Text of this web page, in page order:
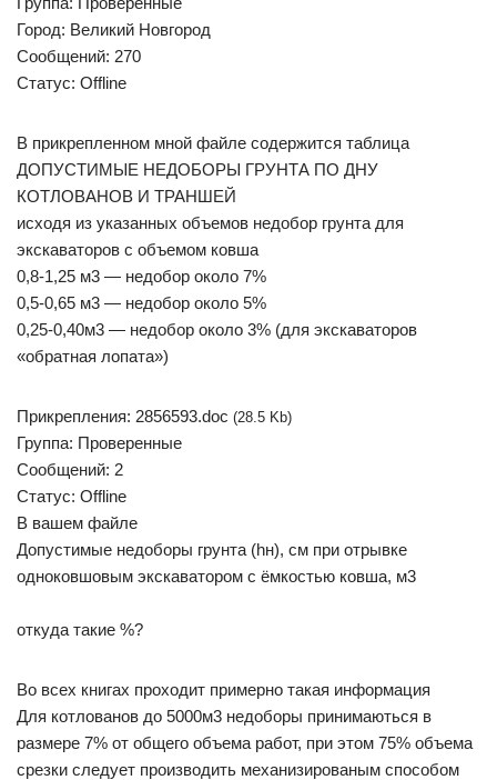
Город: Великий Новгород
Сообщений: 270
Статус: Offline
В прикрепленном мной файле содержится таблица
ДОПУСТИМЫЕ НЕДОБОРЫ ГРУНТА ПО ДНУ
КОТЛОВАНОВ И ТРАНШЕЙ
исходя из указанных объемов недобор грунта для
экскаваторов с объемом ковша
0,8-1,25 м3 — недобор около 7%
0,5-0,65 м3 — недобор около 5%
0,25-0,40м3 — недобор около 3% (для экскаваторов
«обратная лопата»)
Прикрепления: 2856593.doc (28.5 Kb)
Группа: Проверенные
Сообщений: 2
Статус: Offline
В вашем файле
Допустимые недоборы грунта (hн), см при отрывке
одноковшовым экскаватором с ёмкостью ковша, м3
откуда такие %?
Во всех книгах проходит примерно такая информация
Для котлованов до 5000м3 недоборы принимаються в
размере 7% от общего объема работ, при этом 75% объема
срезки следует производить механизированым способом